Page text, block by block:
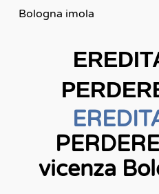
Bologna imola
vicenza